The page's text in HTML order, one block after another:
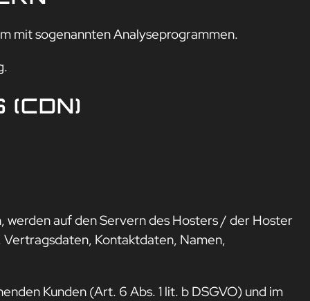
mit sogenannten Analyseprogrammen.
(CDN)
auf den Servern des Hosters / der Hoster
Kontaktdaten, Namen,
Kunden (Art. 6 Abs. 1 lit. b DSGVO) und im